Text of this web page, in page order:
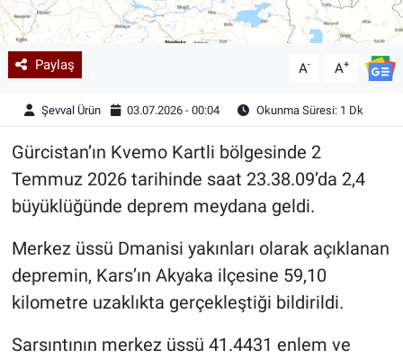
Paylaş A- A+
Şevval Ürün 03.07.2026 - 00:04 Okunma Süresi: 1 Dk
Gürcistan’ın Kvemo Kartli bölgesinde 2
Temmuz 2026 tarihinde saat 23.38.09’da 2,4
büyüklüğünde deprem meydana geldi.
Merkez üssü Dmanisi yakınları olarak açıklanan
depremin, Kars’ın Akyaka ilçesine 59,10
kilometre uzaklıkta gerçekleştiği bildirildi.
Sarsıntının merkez üssü 41.4431 enlem ve
Teknoloji
Yazarlar
Astroloji-Rüya